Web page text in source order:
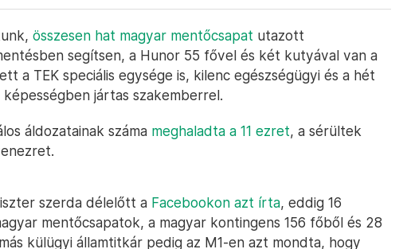
összesen hat magyar mentőcsapat utazott
segítsen, a Hunor 55 fővel és két kutyával van a
a TEK speciális egysége is, kilenc egészségügyi és a hét
jártas szakemberrel.
áldozatainak száma meghaladta a 11 ezret, a sérültek
szerda délelőtt a Facebookon azt írta, eddig 16
mentőcsapatok, a magyar kontingens 156 főből és 28
külügyi államtitkár pedig az M1-en azt mondta, hogy